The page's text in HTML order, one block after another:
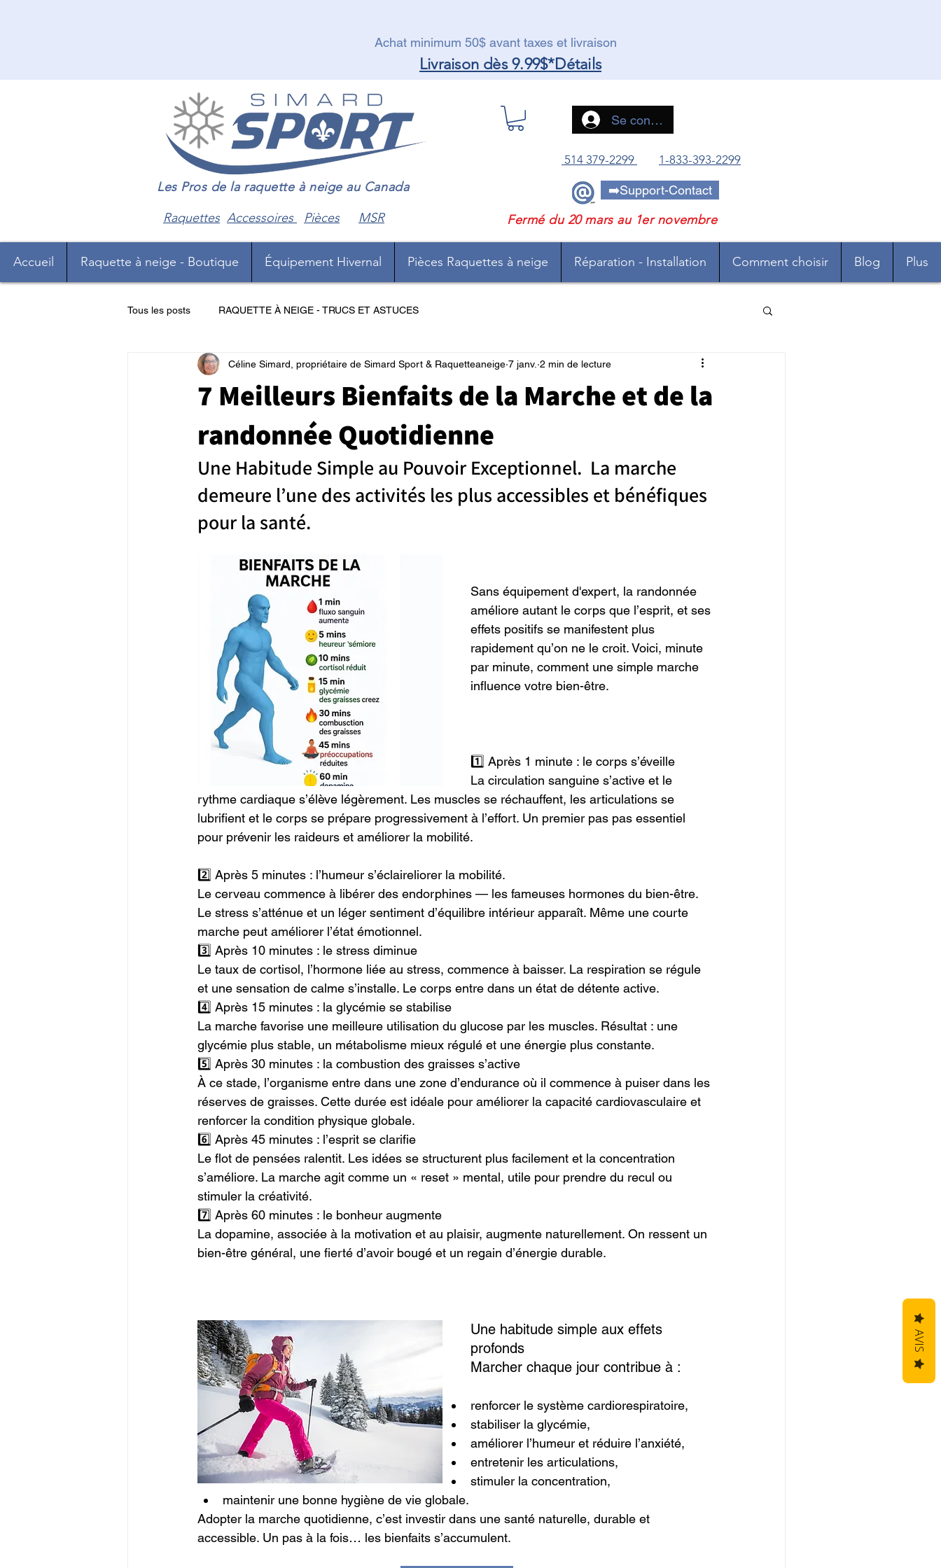
Achat minimum 50$ avant taxes et livraison
Livraison dès 9.99$*Détails
Les Pros de la raquette à neige au Canada
Raquettes Accessoires Pièces MSR
Se connecter
514 379-2299 1-833-393-2299
➡️Support-Contact
Fermé du 20 mars au 1er novembre
Accueil Raquette à neige - Boutique Équipement Hivernal Pièces Raquettes à neige Réparation - Installation Comment choisir Blog Plus
Tous les posts RAQUETTE À NEIGE - TRUCS ET ASTUCES
7 Meilleurs Bienfaits de la Marche et de la
randonnée Quotidienne
Céline Simard, propriétaire de Simard Sport & Raquetteaneige 7 janv. 2 min de lecture
Une Habitude Simple au Pouvoir Exceptionnel. La marche
demeure l’une des activités les plus accessibles et bénéfiques
pour la santé.
Sans équipement d'expert, la randonnée
améliore autant le corps que l’esprit, et ses
effets positifs se manifestent plus
rapidement qu’on ne le croit. Voici, minute
par minute, comment une simple marche
influence votre bien-être.
1️⃣ Après 1 minute : le corps s’éveille
La circulation sanguine s’active et le
rythme cardiaque s’élève légèrement. Les muscles se réchauffent, les articulations se
lubrifient et le corps se prépare progressivement à l’effort. Un premier pas pas essentiel
pour prévenir les raideurs et améliorer la mobilité.
2️⃣ Après 5 minutes : l’humeur s’éclaireliorer la mobilité.
Le cerveau commence à libérer des endorphines — les fameuses hormones du bien-être.
Le stress s’atténue et un léger sentiment d’équilibre intérieur apparaît. Même une courte
marche peut améliorer l’état émotionnel.
3️⃣ Après 10 minutes : le stress diminue
Le taux de cortisol, l’hormone liée au stress, commence à baisser. La respiration se régule
et une sensation de calme s’installe. Le corps entre dans un état de détente active.
4️⃣ Après 15 minutes : la glycémie se stabilise
La marche favorise une meilleure utilisation du glucose par les muscles. Résultat : une
glycémie plus stable, un métabolisme mieux régulé et une énergie plus constante.
5️⃣ Après 30 minutes : la combustion des graisses s’active
À ce stade, l’organisme entre dans une zone d’endurance où il commence à puiser dans les
réserves de graisses. Cette durée est idéale pour améliorer la capacité cardiovasculaire et
renforcer la condition physique globale.
6️⃣ Après 45 minutes : l’esprit se clarifie
Le flot de pensées ralentit. Les idées se structurent plus facilement et la concentration
s’améliore. La marche agit comme un « reset » mental, utile pour prendre du recul ou
stimuler la créativité.
7️⃣ Après 60 minutes : le bonheur augmente
La dopamine, associée à la motivation et au plaisir, augmente naturellement. On ressent un
bien-être général, une fierté d’avoir bougé et un regain d’énergie durable.
Une habitude simple aux effets
profonds
Marcher chaque jour contribue à :
renforcer le système cardiorespiratoire,
stabiliser la glycémie,
améliorer l’humeur et réduire l’anxiété,
entretenir les articulations,
stimuler la concentration,
maintenir une bonne hygiène de vie globale.
Adopter la marche quotidienne, c’est investir dans une santé naturelle, durable et
accessible. Un pas à la fois… les bienfaits s’accumulent.
AVIS